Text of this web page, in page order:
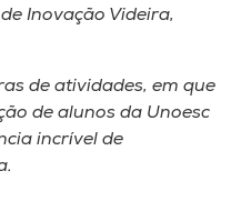
Inovação Videira,
de atividades, em que
de alunos da Unoesc
incrível de